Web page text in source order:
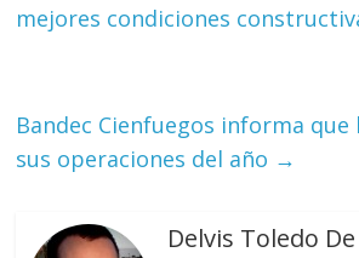
mejores condiciones
Bandec Cienfuegos informa que
sus operaciones del año →
Delvis Toledo